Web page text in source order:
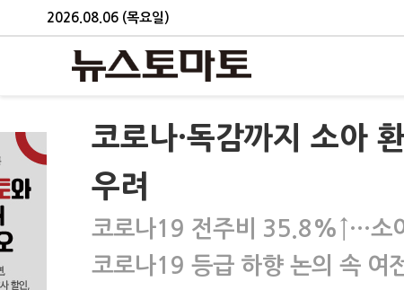
2026.08.06 (목요일)
코로나·독감까지 소아
우려
코로나19 전주비 35.8%↑…소
코로나19 등급 하향 논의 속 여